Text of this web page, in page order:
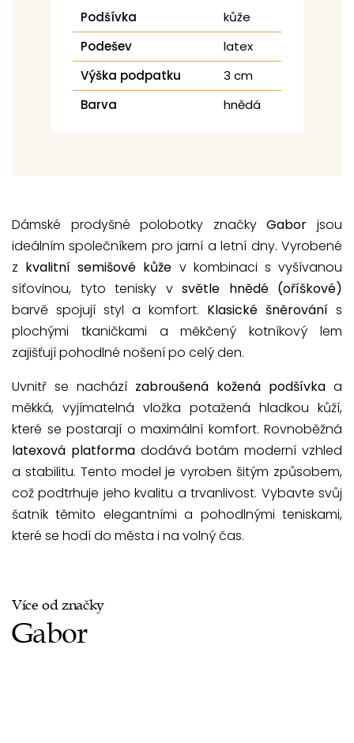
Podšívka
kůže
Podešev
latex
Výška podpatku
3 cm
Barva
hnědá
Dámské prodyšné polobotky značkyGabor jsou
ideálním společníkem pro jarní a letní dny. Vyrobené
z kvalitní semišové kůže v kombinaci s vyšívanou
síťovinou, tyto tenisky v světle hnědé (oříškové)
barvě spojují styl a komfort. Klasické šněrování s
plochými tkaničkami a měkčený kotníkový lem
zajišťují pohodlné nošení po celý den.
Uvnitř se nachází zabroušená kožená podšívka a
měkká, vyjímatelná vložka potažená hladkou kůží,
které se postarají o maximální komfort. Rovnoběžná
latexová platformadodává botám moderní vzhled
a stabilitu. Tento model je vyroben šitým způsobem,
což podtrhuje jeho kvalitu a trvanlivost. Vybavte svůj
šatník těmito elegantními a pohodlnými teniskami,
které se hodí do města i na volný čas.
Více od značky
Gabor